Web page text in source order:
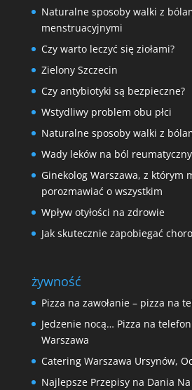
Naturalne sposoby walki z
menstruacyjnymi
Czy warto leczyć się ziołami?
Zielony Szczecin
Czy antybiotyki są bezpieczne?
Wstydliwy problem obu płci
Naturalne sposoby walki z
Wady leków na ból reumatyczny
Ginekolog Warszawa, z którym
porozmawiać o wszystkim
Wpływ otyłości na zdrowie
Jak skutecznie zapobiegać
żywność
Pizza na zawołanie – pizza na
Jedzenie nocą… Pizza na
Warszawa
Catering Warszawa Ursynów,
Najlepsze Przepisy na Dania